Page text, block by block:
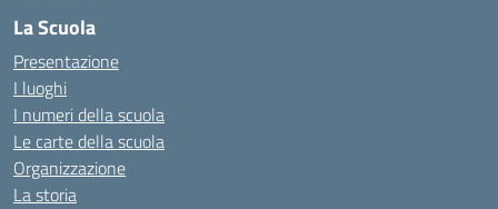
La Scuola
Presentazione
I luoghi
I numeri della scuola
Le carte della scuola
Organizzazione
La storia